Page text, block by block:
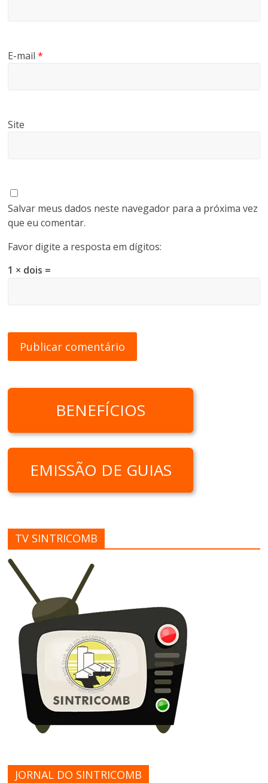
E-mail*
Site
Salvar meus dados neste navegador para a próxima vez
que eu comentar.
Favor digite a resposta em dígitos:
1 × dois =
BENEFÍCIOS
EMISSÃO DE GUIAS
TV SINTRICOMB
JORNAL DO SINTRICOMB